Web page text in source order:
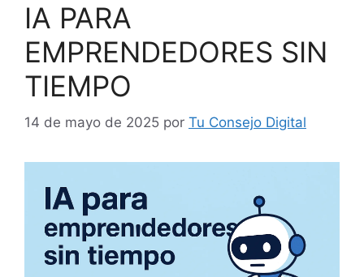
IA PARA
EMPRENDEDORES SIN
TIEMPO
14 de mayo de 2025 por Tu Consejo Digital